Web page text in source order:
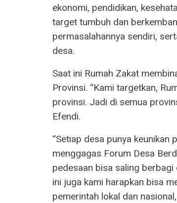
ekonomi, pendidikan,
target tumbuh dan
permasalahannya sendiri,
desa.
Saat ini Rumah Zakat
Provinsi. “Kami targetkan,
provinsi. Jadi di semua
Efendi.
“Setiap desa punya keunikan
menggagas Forum Desa
pedesaan bisa saling
ini juga kami harapkan bisa
pemerintah lokal dan